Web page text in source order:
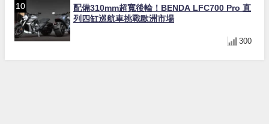
配備310mm超寬後輪！BENDA LFC700 Pro 直
列四缸巡航車挑戰歐洲市場
300